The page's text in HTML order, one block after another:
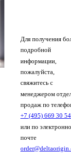
Для получения
подробной
информации,
пожалуйста,
свяжитесь с
менеджером
продаж по
+7 (495) 669 30 54
или по
почте